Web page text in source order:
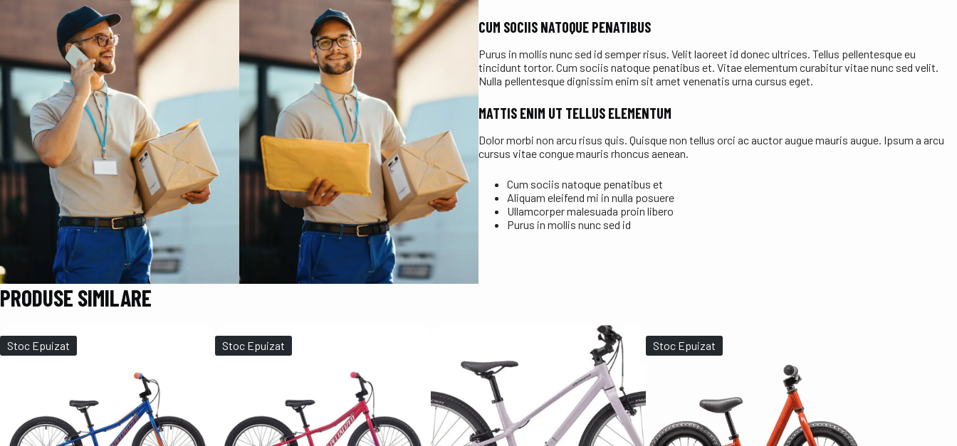
CUM SOCIIS NATOQUE PENATIBUS
Purus in mollis nunc sed id semper risus. Velit laoreet id donec ultrices. Tellus pellentesque eu
tincidunt tortor. Cum sociis natoque penatibus et. Vitae elementum curabitur vitae nunc sed velit.
Nulla pellentesque dignissim enim sit amet venenatis urna cursus eget.
MATTIS ENIM UT TELLUS ELEMENTUM
Dolor morbi non arcu risus quis. Quisque non tellus orci ac auctor augue mauris augue. Ipsum a arcu
cursus vitae congue mauris rhoncus aenean.
Cum sociis natoque penatibus et
Aliquam eleifend mi in nulla posuere
Ullamcorper malesuada proin libero
Purus in mollis nunc sed id
PRODUSE SIMILARE
Stoc Epuizat Stoc Epuizat Stoc Epuizat